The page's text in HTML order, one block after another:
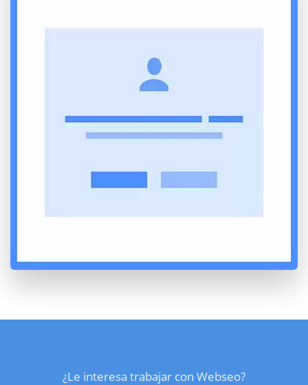
¿Le interesa trabajar con Webseo?